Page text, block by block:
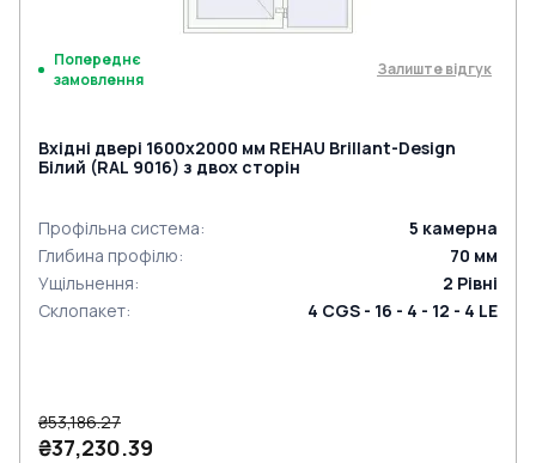
Попереднє
замовлення
Залиште відгук
Вхідні двері 1600x2000 мм REHAU Brillant-Design
Білий (RAL 9016) з двох сторін
Профільна система: 5 камерна
Глибина профілю: 70 мм
Ущільнення: 2 Рівні
Склопакет: 4 CGS - 16 - 4 - 12 - 4 LE
₴53,186.27
₴37,230.39